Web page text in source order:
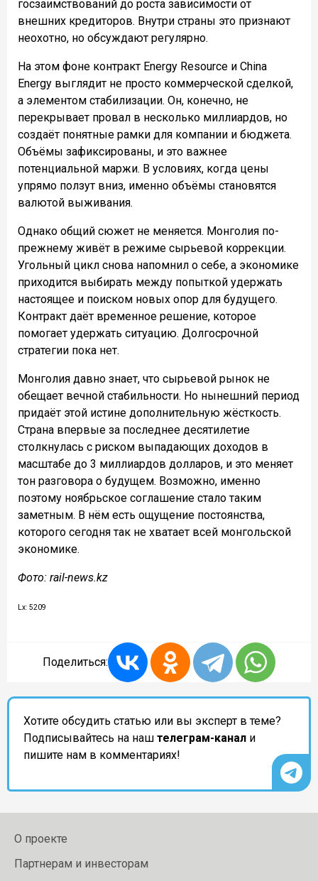
госзаимствований до роста зависимости от
внешних кредиторов. Внутри страны это признают
неохотно, но обсуждают регулярно.
На этом фоне контракт Energy Resource и China
Energy выглядит не просто коммерческой сделкой,
а элементом стабилизации. Он, конечно, не
перекрывает провал в несколько миллиардов, но
создаёт понятные рамки для компании и бюджета.
Объёмы зафиксированы, и это важнее
потенциальной маржи. В условиях, когда цены
упрямо ползут вниз, именно объёмы становятся
валютой выживания.
Однако общий сюжет не меняется. Монголия по-
прежнему живёт в режиме сырьевой коррекции.
Угольный цикл снова напомнил о себе, а экономике
приходится выбирать между попыткой удержать
настоящее и поиском новых опор для будущего.
Контракт даёт временное решение, которое
помогает удержать ситуацию. Долгосрочной
стратегии пока нет.
Монголия давно знает, что сырьевой рынок не
обещает вечной стабильности. Но нынешний период
придаёт этой истине дополнительную жёсткость.
Страна впервые за последнее десятилетие
столкнулась с риском выпадающих доходов в
масштабе до 3 миллиардов долларов, и это меняет
тон разговора о будущем. Возможно, именно
поэтому ноябрьское соглашение стало таким
заметным. В нём есть ощущение постоянства,
которого сегодня так не хватает всей монгольской
экономике.
Фото: rail-news.kz
Lx: 5209
Поделиться:
Хотите обсудить статью или вы эксперт в теме?
Подписывайтесь на наш телеграм-канал и
пишите нам в комментариях!
О проекте
Партнерам и инвесторам